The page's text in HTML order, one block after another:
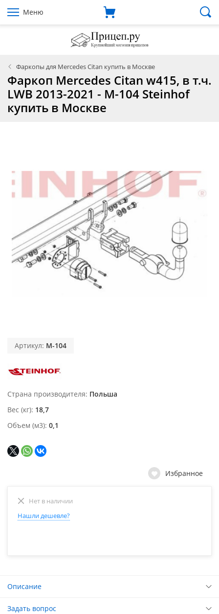
Меню
Фаркопы для Mercedes Citan купить в Москве
Фаркоп Mercedes Citan w415, в т.ч.
LWB 2013-2021 - M-104 Steinhof
купить в Москве
Артикул: M-104
Страна производителя Польша
Вес (кг) 18,7
Объем (м3) 0,1
Избранное
Нет в наличии
Нашли дешевле?
Описание
Задать вопрос